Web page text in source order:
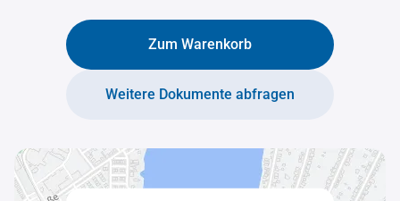
Zum Warenkorb
Weitere Dokumente abfragen